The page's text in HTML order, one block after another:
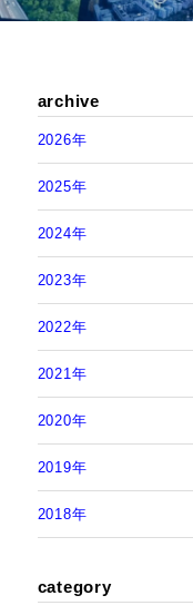
archive
2026年
2025年
2024年
2023年
2022年
2021年
2020年
2019年
2018年
category